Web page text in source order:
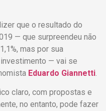
que o resultado do
— que surpreendeu não
mas por sua
— vai se
Eduardo Giannetti
claro, com propostas e
no entanto, pode fazer